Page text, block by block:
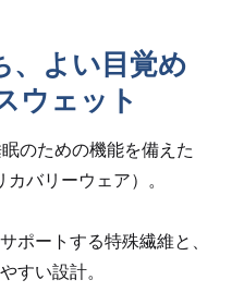
、よい目覚め
ウェット
のための機能を備えた
バリーウェア）。
ポートする特殊繊維と、
すい設計。